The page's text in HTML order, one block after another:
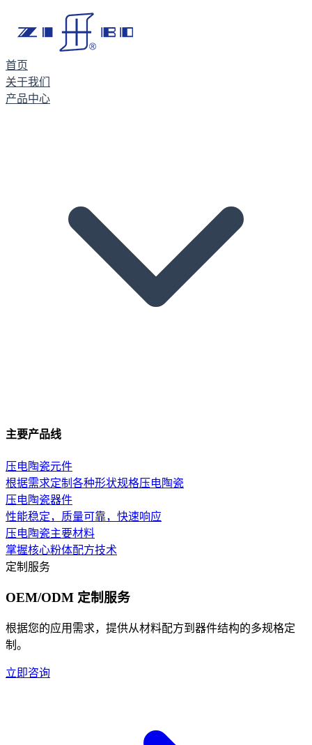
首页
关于我们
产品中心
主要产品线
压电陶瓷元件
根据需求定制各种形状规格压电陶瓷
压电陶瓷器件
性能稳定，质量可靠，快速响应
压电陶瓷主要材料
掌握核心粉体配方技术
定制服务
OEM/ODM 定制服务
根据您的应用需求，提供从材料配方到器件结构的多规格定
制。
立即咨询